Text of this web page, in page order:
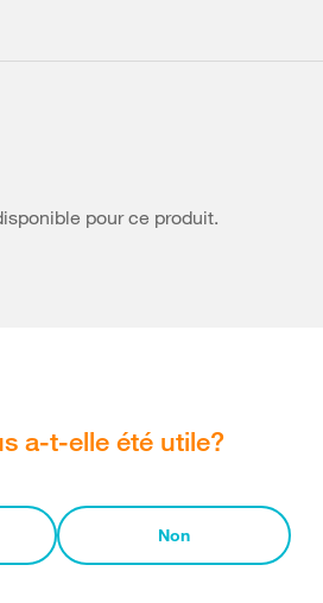
pour ce produit.
a-t-elle été utile?
Non